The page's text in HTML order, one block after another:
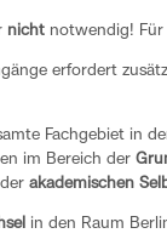
nichtnotwendig! Für
erfordert
Fachgebiet in
im Bereich der
akademischen
in den Raum